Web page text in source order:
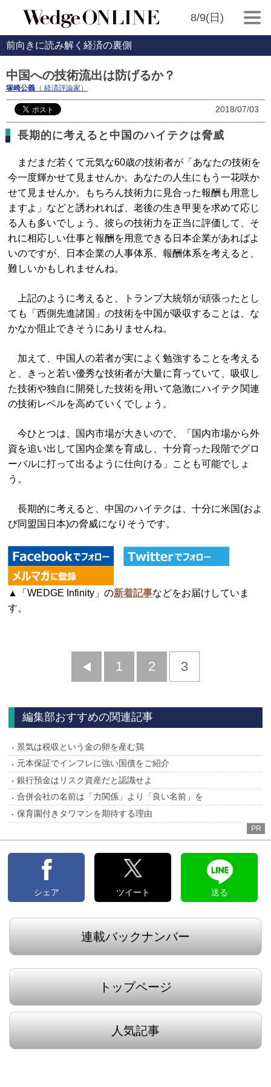
8/9(日)
前向きに読み解く経済の裏側
中国への技術流出は防げるか？
塚崎公義 （ 経済評論家）
2018/07/03
長期的に考えると中国のハイテクは脅威
まだまだ若くて元気な60歳の技術者が「あなたの技術を
今一度輝かせて見ませんか。あなたの人生にもう一花咲か
せて見ませんか。もちろん技術力に見合った報酬も用意し
ますよ」などと誘われれば、老後の生き甲斐を求めて応じ
る人も多いでしょう。彼らの技術力を正当に評価して、そ
れに相応しい仕事と報酬を用意できる日本企業があればよ
いのですが、日本企業の人事体系、報酬体系を考えると、
難しいかもしれませんね。
上記のように考えると、トランプ大統領が頑張ったとし
ても「西側先進諸国」の技術を中国が吸収することは、な
かなか阻止できそうにありませんね。
加えて、中国人の若者が実によく勉強することを考える
と、きっと若い優秀な技術者が大量に育っていて、吸収し
た技術や独自に開発した技術を用いて急激にハイテク関連
の技術レベルを高めていくでしょう。
今ひとつは、国内市場が大きいので、「国内市場から外
資を追い出して国内企業を育成し、十分育った段階でグロ
ーバルに打って出るように仕向ける」ことも可能でしょ
う。
長期的に考えると、中国のハイテクは、十分に米国(およ
び同盟国日本)の脅威になりそうです。
▲「WEDGE Infinity」の新着記事などをお届けしていま
す。
前
1 2 3
編集部おすすめの関連記事
景気は税収という金の卵を産む鶏
元本保証でインフレに強い国債をご紹介
銀行預金はリスク資産だと認識せよ
合併会社の名前は「力関係」より「良い名前」を
保育園付きタワマンを期待する理由
PR
シェア ツイート 送る
連載バックナンバー
トップページ
人気記事